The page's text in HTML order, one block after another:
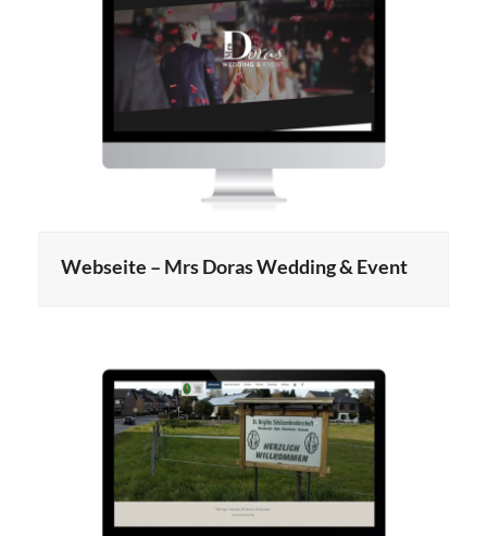
Webseite – Mrs Doras Wedding & Event